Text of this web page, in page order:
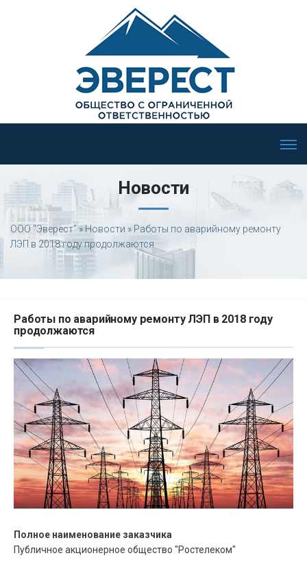
Новости
ООО "Эверест"» Новости » Работы по аварийному ремонту
ЛЭП в 2018 году продолжаются
Работы по аварийному ремонту ЛЭП в 2018 году
продолжаются
Полное наименование заказчика
Публичное акционерное общество "Ростелеком"